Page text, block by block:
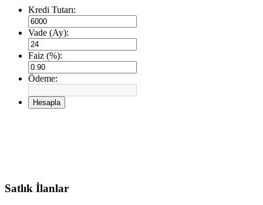
Kredi Tutarı:
Vade (Ay):
Faiz (%):
Ödeme:
Hesapla
Satlık İlanlar